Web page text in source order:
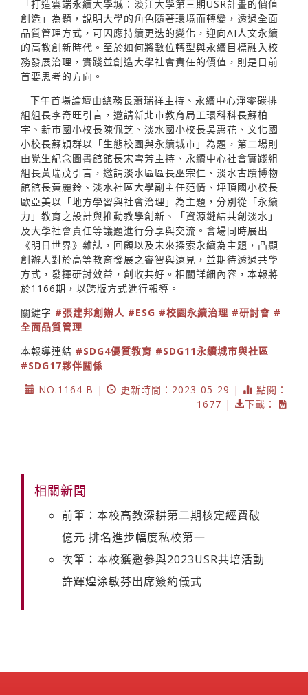
「打造雲端永續大學城：淡江大學第三期USR計畫的價值
創造」為題，說明大學的角色隨著環境而轉變，透過全面
品質管理方式，可因應持續更迭的變化，迎向AI人文永續
的高教創新時代。至於如何將數位轉型與永續目標融入校
務發展治理，實踐並創造大學社會責任的價值，則是目前
首要思考的方向。
下午首場論壇由總務長蕭瑞祥主持、永續中心淨零碳排
組組長李奇旺引言，邀請新北市教育局工環科科長蘇柏
宇、新市國小校長陳佩芝、淡水國小校長吳惠花、文化國
小校長蘇穎群以「生態校園與永續城市」為題，第二場則
由覺生紀念圖書館館長宋雪芳主持、永續中心社會實踐組
組長黃瑞茂引言，邀請淡水區區長巫宗仁、淡水古蹟博物
館館長黃麗鈴、淡水社區大學副主任范情、坪頂國小校長
歐亞美以「地方學習與社會治理」為主題，分別從「永續
力」教育之設計與推動教學創新、「資源鏈結共創淡水」
及大學社會責任等議題進行分享與交流。會場同時展出
《明日世界》雜誌，回顧以及未來探索永續為主題，凸顯
創辦人對於高等教育發展之睿智與遠見，並期待透過共學
方式，發揮研討效益，創收共好。相關詳細內容，本報將
於1166期，以跨版方式進行報導。
關鍵字 #張建邦創辦人 #ESG #校園永續治理 #研討會 #
全面品質管理
本報導連結 #SDG4優質教育 #SDG11永續城市與社區
#SDG17夥伴關係
NO.1164 B |
更新時間：2023-05-29 |
點閱：
1677 |
下載：
相關新聞
前筆：本校高教深耕第二期核定經費破
億元 排名進步幅度私校第一
次筆：本校獲邀參與2023USR共培活動
許輝煌涂敏芬出席簽約儀式